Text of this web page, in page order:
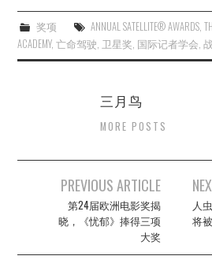
奖项 ANNUAL SATELLITE® AWARDS,
ACADEMY,亡命驾驶, 卫星奖, 国际记者学会,
三月鸟
MORE POSTS
navigation
PREVIOUS ARTICLE
第24届欧洲电影奖揭
晓，《忧郁》捧得三项
大奖
人
将